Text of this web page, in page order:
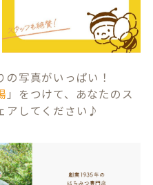
写真がいっぱい！
」をつけて、あなたのス
アしてください♪